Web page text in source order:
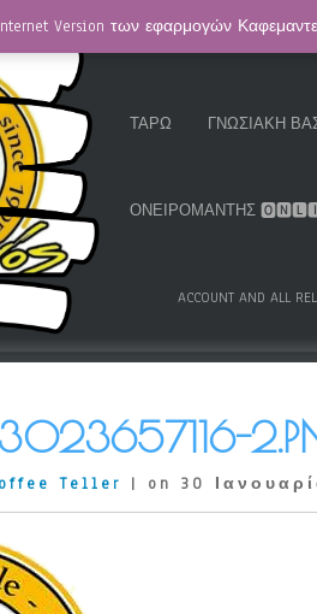
HOMEPAGE /
ΤΑΡΏ ΓΝΩΣΙΑΚΉ
ΟΝΕΙΡΟΜΆΝΤΗΣ
ACCOUNT AND ALL
Teller | on 30
Version των εφαρμογών